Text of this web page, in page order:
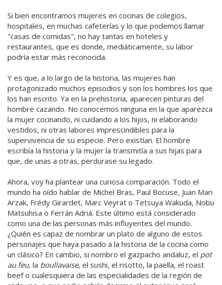
Si bien encontramos mujeres en cocinas de colegios,
hospitales, en muchas cafeterías y lo que podemos llamar
"casas de comidas", no hay tantas en hoteles y
restaurantes, que es donde, mediáticamente, su labor
podría estar más reconocida.
Y es que, a lo largo de la historia, las mujeres han
protagonizado muchos episodios y son los hombres los que
los han escrito. Ya en la prehistoria, aparecen pinturas del
hombre cazando. No conocemos ninguna en la que aparezca
la mujer cocinando, ni cuidando a los hijos, ni elaborando
vestidos, ni otras labores imprescindibles para la
supervivencia de su especie. Pero existían. El hombre
escribía la historia y la mujer la transmitía a sus hijas para
que, de unas a otras, perdurase su legado.
Ahora, voy ha plantear una curiosa comparación. Todo el
mundo ha oído hablar de Michel Bras, Paul Bocuse, Juan Mari
Arzak, Frédy Girardet, Marc Veyrat o Tetsuya Wakuda, Nobu
Matsuhisa o Ferrán Adriá. Este último está considerado
como una de las personas más influyentes del mundo.
¿Quién es capaz de nombrar un plato de alguno de estos
personajes que haya pasado a la historia de la cocina como
un clásico? En cambio, si nombro el gazpacho andaluz, el pot
au feu, la boullavaise, el sushi, el risotto, la paella, el roast
beef o cualesquiera de las especialidades de la región de